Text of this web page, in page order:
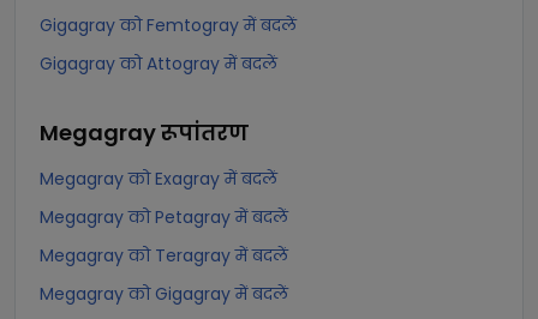
Gigagray को Femtogray में बदलें
Gigagray को Attogray में बदलें
Megagrayरूपांतरण
Megagray को Exagray में बदलें
Megagray को Petagray में बदलें
Megagray को Teragray में बदलें
Megagray को Gigagray में बदलें